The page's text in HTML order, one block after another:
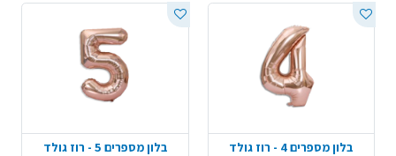
בלון מספרים 4 - רוז גולד
בלון מספרים 5 - רוז גולד